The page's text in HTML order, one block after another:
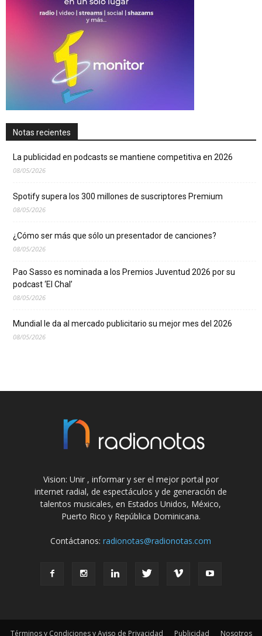
Notas recientes
La publicidad en podcasts se mantiene competitiva en 2026
08/05/2026
Spotify supera los 300 millones de suscriptores Premium
08/05/2026
¿Cómo ser más que sólo un presentador de canciones?
08/05/2026
Pao Sasso es nominada a los Premios Juventud 2026 por su
podcast ‘El Chal’
08/05/2026
Mundial le da al mercado publicitario su mejor mes del 2026
08/05/2026
Vision: Unir , informar y ser el mejor portal por
internet radial, de espectáculos y de generación de
talentos musicales, en Estados Unidos, México,
Puerto Rico y República Dominicana.
Contáctanos:radionotas@radionotas.com
Términos y Condiciones y Aviso de Privacidad Publicidad Nosotros